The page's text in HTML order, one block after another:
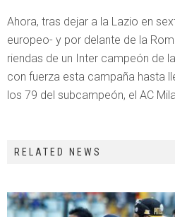
Ahora, tras dejar a la Lazio en
europeo- y por delante de la
riendas de un Inter campeón de
con fuerza esta campaña hasta
los 79 del subcampeón, el AC
RELATED NEWS